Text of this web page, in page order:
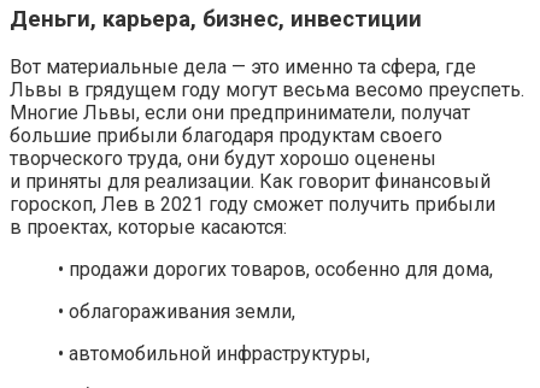
Деньги, карьера, бизнес, инвестиции
Вот материальные дела — это именно та сфера, где
Львы в грядущем году могут весьма весомо преуспеть.
Многие Львы, если они предприниматели, получат
большие прибыли благодаря продуктам своего
творческого труда, они будут хорошо оценены
и приняты для реализации. Как говорит финансовый
гороскоп, Лев в 2021 году сможет получить прибыли
в проектах, которые касаются:
• продажи дорогих товаров, особенно для дома,
• облагораживания земли,
• автомобильной инфраструктуры,